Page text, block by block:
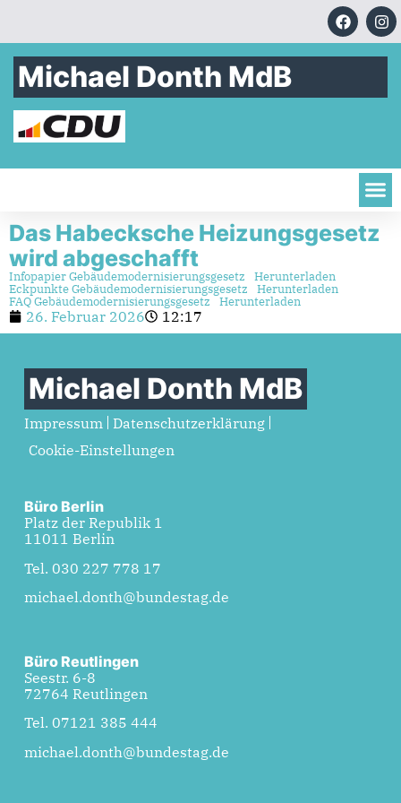
Michael Donth MdB
Das Habecksche Heizungsgesetz
wird abgeschafft
Infopapier Gebäudemodernisierungsgesetz
Herunterladen
Eckpunkte Gebäudemodernisierungsgesetz
Herunterladen
FAQ Gebäudemodernisierungsgesetz
Herunterladen
26. Februar 2026 12:17
Michael Donth MdB
Impressum
Datenschutzerklärung
Cookie-Einstellungen
Büro Berlin
Platz der Republik 1
11011 Berlin
Tel. 030 227 778 17
michael.donth@bundestag.de
Büro Reutlingen
Seestr. 6-8
72764 Reutlingen
Tel. 07121 385 444
michael.donth@bundestag.de